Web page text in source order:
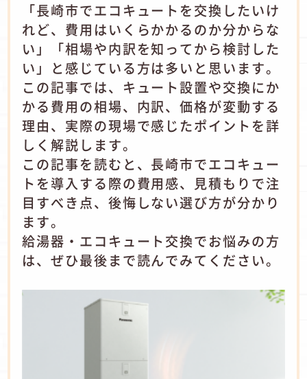
「長崎市でエコキュートを交換したいけ
れど、費用はいくらかかるのか分からな
い」「相場や内訳を知ってから検討した
い」と感じている方は多いと思います。
この記事では、キュート設置や交換にか
かる費用の相場、内訳、価格が変動する
理由、実際の現場で感じたポイントを詳
しく解説します。
この記事を読むと、長崎市でエコキュー
トを導入する際の費用感、見積もりで注
目すべき点、後悔しない選び方が分かり
ます。
給湯器・エコキュート交換でお悩みの方
は、ぜひ最後まで読んでみてください。